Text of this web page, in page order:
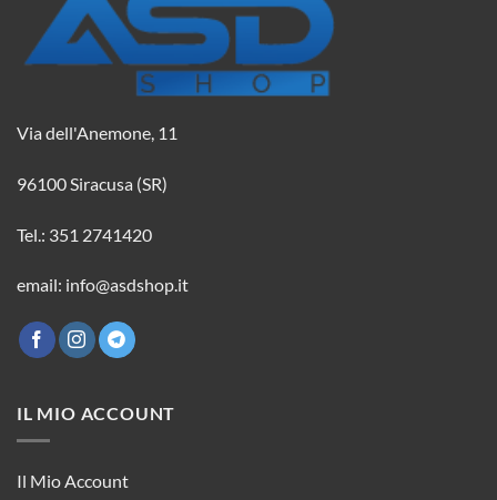
Via dell'Anemone, 11
96100 Siracusa (SR)
Tel.: 351 2741420
email: info@asdshop.it
IL MIO ACCOUNT
Il Mio Account